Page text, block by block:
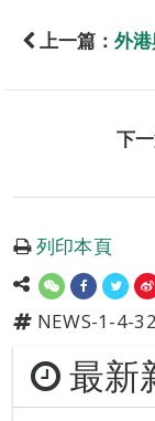
上一篇： 外
下
列印本頁
NEWS-1-4-
最新